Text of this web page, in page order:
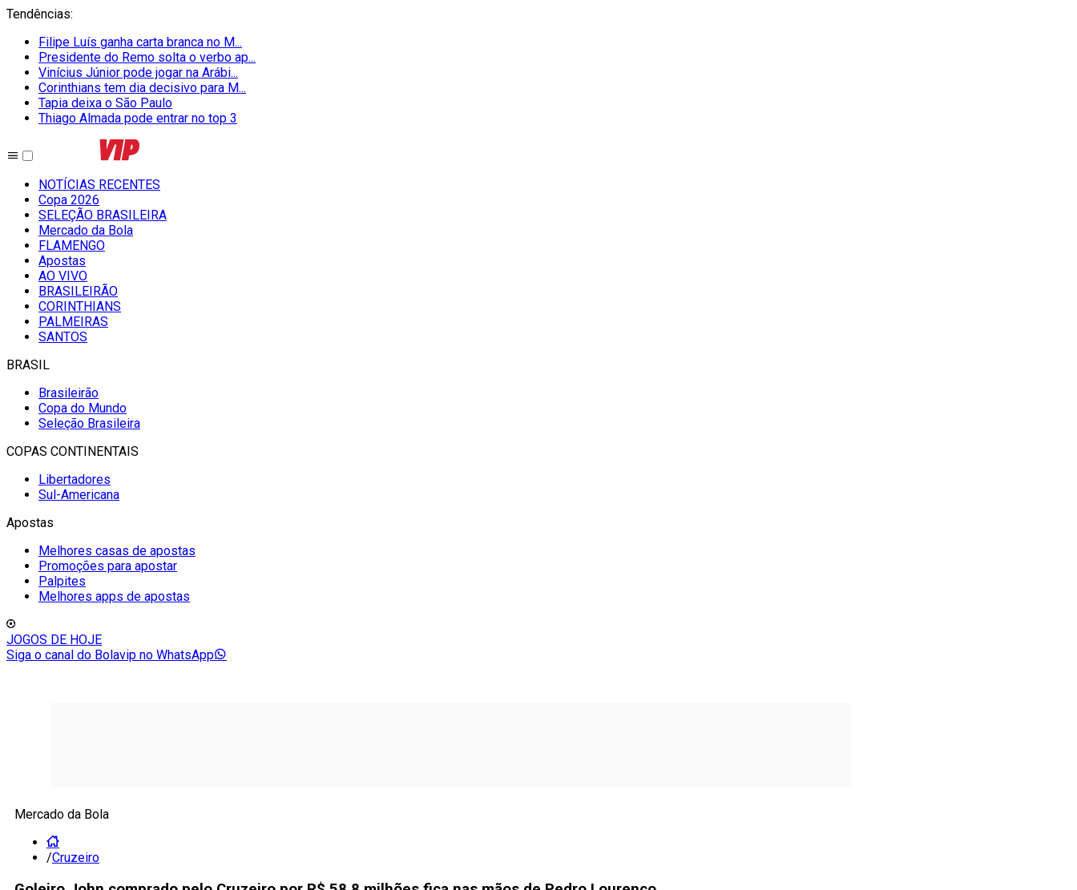
Tendências:
Filipe Luís ganha carta branca no M...
Presidente do Remo solta o verbo ap...
Vinícius Júnior pode jogar na Arábi...
Corinthians tem dia decisivo para M...
Tapia deixa o São Paulo
Thiago Almada pode entrar no top 3
NOTÍCIAS RECENTES
Copa 2026
SELEÇÃO BRASILEIRA
Mercado da Bola
FLAMENGO
Apostas
AO VIVO
BRASILEIRÃO
CORINTHIANS
PALMEIRAS
SANTOS
BRASIL
Brasileirão
Copa do Mundo
Seleção Brasileira
COPAS CONTINENTAIS
Libertadores
Sul-Americana
Apostas
Melhores casas de apostas
Promoções para apostar
Palpites
Melhores apps de apostas
JOGOS DE HOJE
Siga o canal do Bolavip no WhatsApp
Mercado da Bola
/Cruzeiro